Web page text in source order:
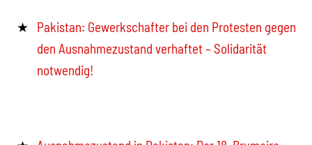
Pakistan: Gewerkschafter bei den Protesten gegen
den Ausnahmezustand verhaftet – Solidarität
notwendig!